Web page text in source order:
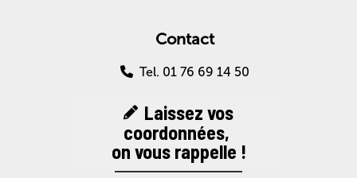
Contact
Tel. 01 76 69 14 50
Laissez vos
coordonnées,
on vous rappelle !